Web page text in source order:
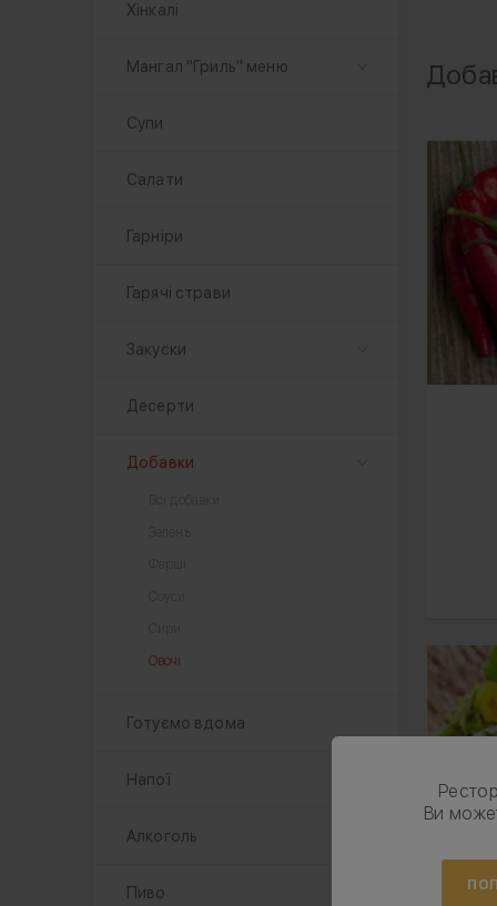
Хінкалі
Мангал "Гриль" меню
Супи
Салати
Гарніри
Гарячі страви
Закуски
Десерти
Добавки
Овочі
Готуємо вдома
Напої
Алкоголь
Пиво
Ви